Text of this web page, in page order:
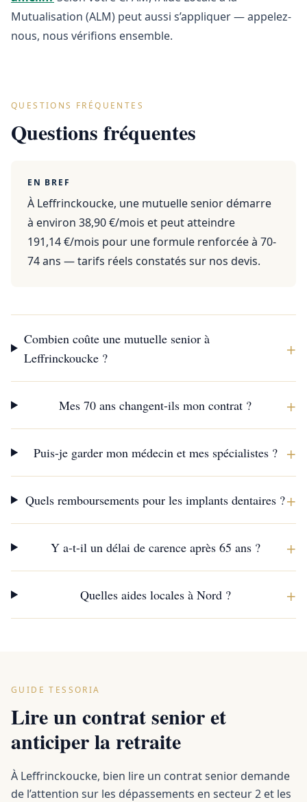
Mutualisation (ALM) peut aussi s’appliquer — appelez-
nous, nous vérifions ensemble.
QUESTIONS FRÉQUENTES
Questions fréquentes
EN BREF
À Leffrinckoucke, une mutuelle senior démarre
à environ 38,90 €/mois et peut atteindre
191,14 €/mois pour une formule renforcée à 70-
74 ans — tarifs réels constatés sur nos devis.
Combien coûte une mutuelle senior à
Leffrinckoucke ?
+
Mes 70 ans changent-ils mon contrat ? +
Puis-je garder mon médecin et mes spécialistes ? +
Quels remboursements pour les implants dentaires ?+
Y a-t-il un délai de carence après 65 ans ? +
Quelles aides locales à Nord ? +
GUIDE TESSORIA
Lire un contrat senior et
anticiper la retraite
À Leffrinckoucke, bien lire un contrat senior demande
de l’attention sur les dépassements en secteur 2 et les